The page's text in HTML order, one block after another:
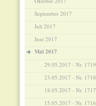
September 2017
Juli 2017
Juni 2017
Mai 2017
29.05.2017 - Nr. 1719
23.05.2017 - Nr. 1718
18.05.2017 - Nr. 1717
15.05.2017 - Nr. 1716